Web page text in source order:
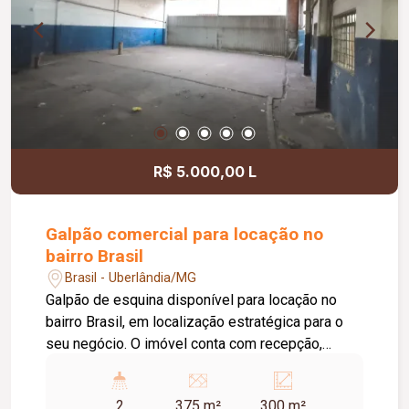
eletrônico. Um imóvel que reúne conforto,
segurança e excelente padrão de acabamento,
ideal para quem busca qualidade de vida e
praticidade no dia a dia.
R$ 5.000,00 L
Galpão comercial para locação no
bairro Brasil
Brasil - Uberlândia/MG
Galpão de esquina disponível para locação no
bairro Brasil, em localização estratégica para o
seu negócio. O imóvel conta com recepção,
vestiário. O galpão possui aproximadamente 180